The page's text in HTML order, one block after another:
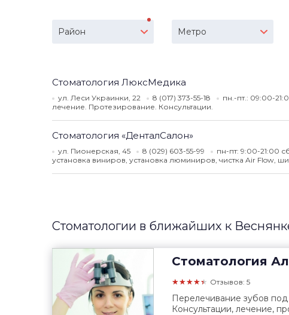
Район Метро
Стоматология ЛюксМедика
ул. Леси Украинки, 22 8 (017) 373-55-18 пн.-пт.: 09:00-
лечение. Протезирование. Консультации.
Стоматология «ДенталСалон»
ул. Пионерская, 45 8 (029) 603-55-99 пн-пт: 9:00-21:00
установка виниров, установка люминиров, чистка Air Flow,
Стоматологии в ближайших к
Стоматология
★★★★★ Отзывов: 5
Перелечивание зубов
Консультации, лечение,